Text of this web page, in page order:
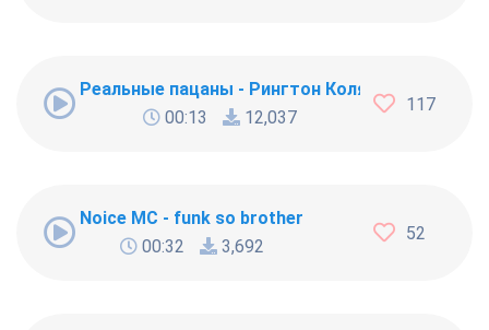
Реальные пацаны - Рингтон Коляна
00:13
12,037
117
Noice MC - funk so brother
00:32
3,692
52